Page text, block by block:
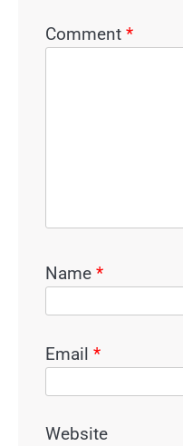
Comment *
Name *
Email *
Website